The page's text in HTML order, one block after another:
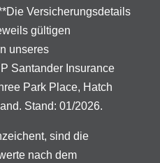
Versicherungsdetails
gültigen
unseres
Santander Insurance
Park Place, Hatch
Stand: 01/2026.
sind die
nach dem